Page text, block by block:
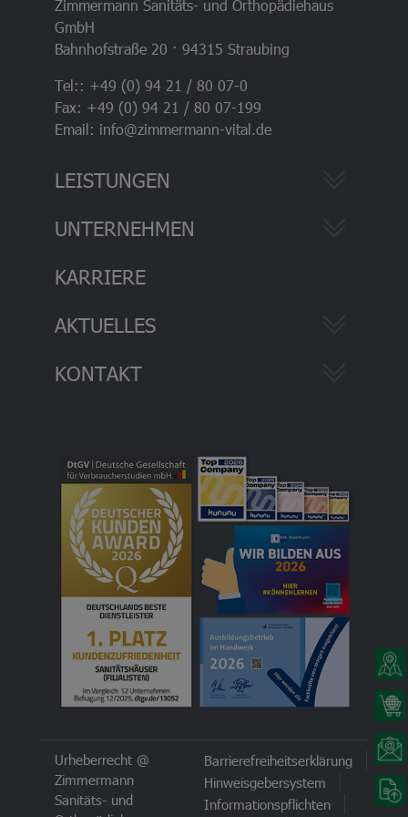
Zimmermann Sanitäts- und Orthopädiehaus
GmbH
Bahnhofstraße 20 · 94315 Straubing
Tel:: +49 (0) 94 21 / 80 07-0
Fax: +49 (0) 94 21 / 80 07-199
Email: info@zimmermann-vital.de
LEISTUNGEN
KARRIERE
UNTERNEHMEN
AKTUELLES
KONTAKT
Urheberrecht @
Zimmermann
Sanitäts- und
Barrierefreiheitserklärung
Hinweisgebersystem
Informationspflichten